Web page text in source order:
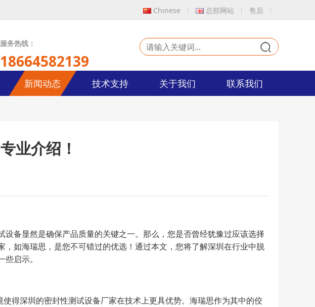
Chinese 总部网站 售后
务热线：
18664582139
新闻动态 技术支持 关于我们 联系我们
业介绍！
备显然是确保产品质量的关键之一。那么，您是否曾经犹豫过应该选择
如海瑞思，是您不可错过的优选！通过本文，您将了解深圳在行业中脱
启示。
得深圳的密封性测试设备厂家在技术上更具优势。海瑞思作为其中的佼